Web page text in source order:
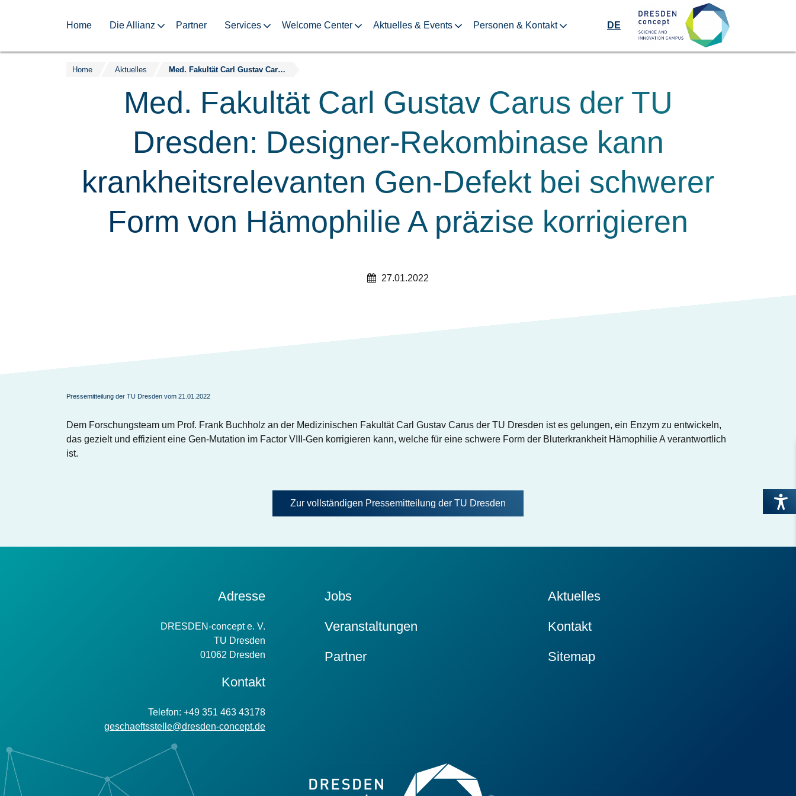
Home Die Allianz Partner Services Welcome Center Aktuelles & Events Personen & Kontakt DE
Home Aktuelles Med. Fakultät Carl Gustav Carus der TU Dresden: Designer-Rekombinase kann krankheitsrelevanten Gen-Defekt bei schwerer Form von Hämophilie A präzise korrigieren
Med. Fakultät Carl Gustav Carus der TU
Dresden: Designer-Rekombinase kann
krankheitsrelevanten Gen-Defekt bei schwerer
Form von Hämophilie A präzise korrigieren
27.01.2022
Pressemitteilung der TU Dresden vom 21.01.2022
Dem Forschungsteam um Prof. Frank Buchholz an der Medizinischen Fakultät Carl Gustav Carus der TU Dresden ist es gelungen, ein Enzym zu entwickeln,
das gezielt und effizient eine Gen-Mutation im Factor VIII-Gen korrigieren kann, welche für eine schwere Form der Bluterkrankheit Hämophilie A verantwortlich
ist.
Zur vollständigen Pressemitteilung der TU Dresden
Adresse
DRESDEN-concept e. V.
TU Dresden
01062 Dresden
Kontakt
Telefon: +49 351 463 43178
geschaeftsstelle@dresden-concept.de
Jobs Aktuelles
Veranstaltungen Kontakt
Partner Sitemap